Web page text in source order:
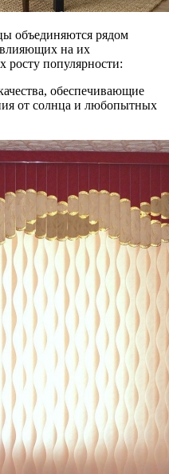
объединяются рядом
на их
росту популярности:
обеспечивающие
от солнца и любопытных